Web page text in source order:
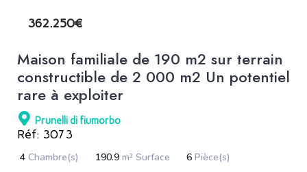
362.250€
Maison familiale de 190 m2 sur terrain
constructible de 2 000 m2 Un potentiel
rare à exploiter
Prunelli di fiumorbo
Réf: 3073
4 Chambre(s) 190.9 m² Surface 6 Pièce(s)